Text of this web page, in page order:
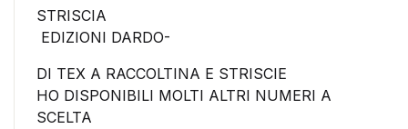
STRISCIA
EDIZIONI DARDO-
DI TEX A RACCOLTINA E STRISCIE
HO DISPONIBILI MOLTI ALTRI NUMERI A
SCELTA